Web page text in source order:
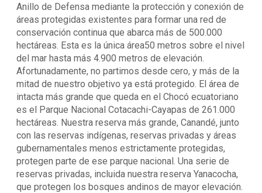
Anillo de Defensa mediante la protección y conexión de
áreas protegidas existentes para formar una red de
conservación continua que abarca más de 500.000
hectáreas. Esta es la única área50 metros sobre el nivel
del mar hasta más 4.900 metros de elevación.
Afortunadamente, no partimos desde cero, y más de la
mitad de nuestro objetivo ya está protegido. El área de
intacta más grande que queda en el Chocó ecuatoriano
es el Parque Nacional Cotacachi-Cayapas de 261.000
hectáreas. Nuestra reserva más grande, Canandé, junto
con las reservas indígenas, reservas privadas y áreas
gubernamentales menos estrictamente protegidas,
protegen parte de ese parque nacional. Una serie de
reservas privadas, incluida nuestra reserva Yanacocha,
que protegen los bosques andinos de mayor elevación.